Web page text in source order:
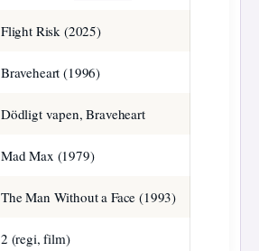
Flight Risk (2025)
Braveheart (1996)
Dödligt vapen, Braveheart
Mad Max (1979)
The Man Without a Face (1993)
2 (regi, film)